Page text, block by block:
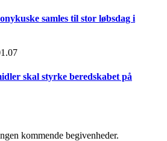
samles til stor løbsdag i
skal styrke beredskabet på
kommende begivenheder.